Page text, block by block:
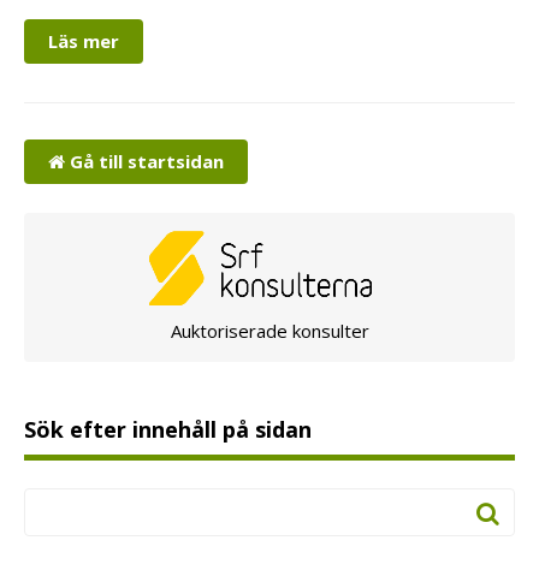
Läs mer
Gå till startsidan
Auktoriserade konsulter
Sök efter innehåll på sidan